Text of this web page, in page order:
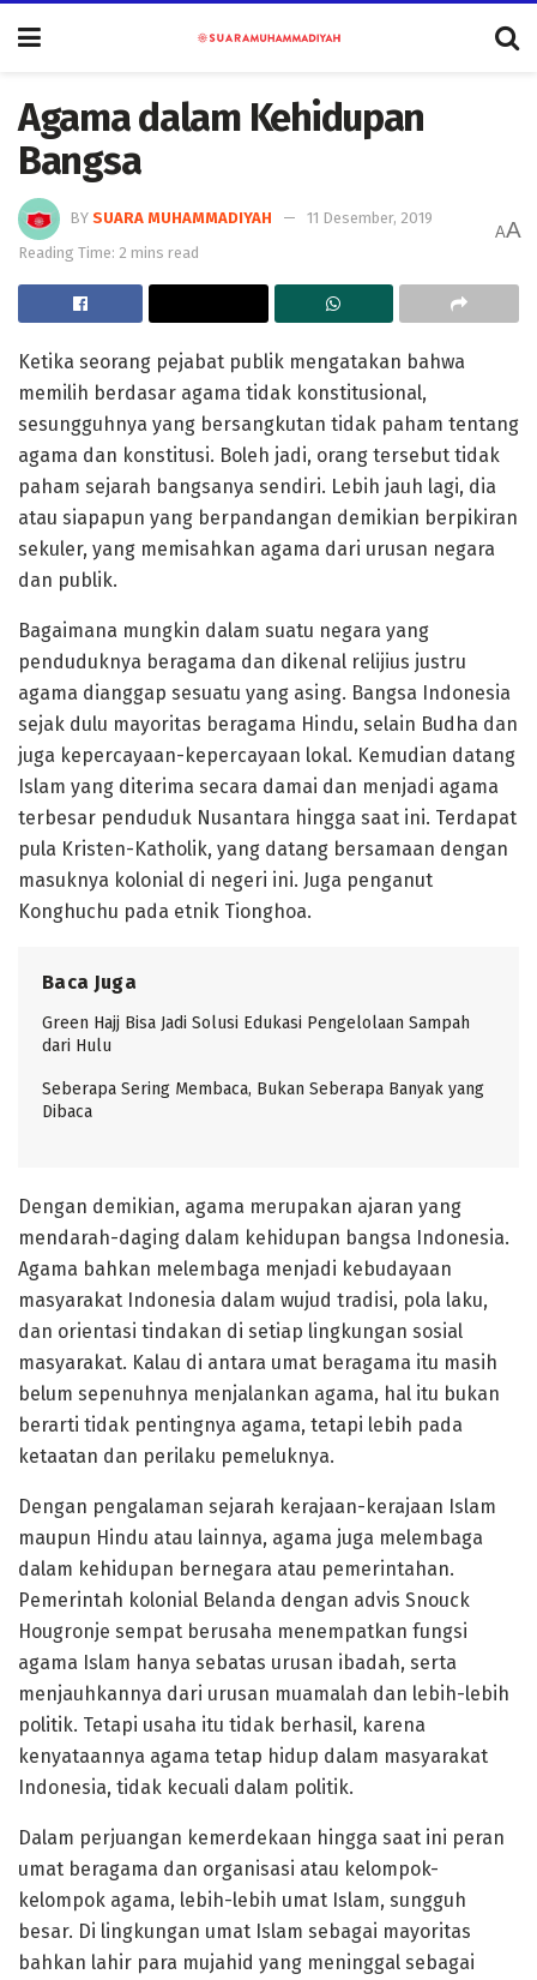
Agama dalam Kehidupan
Bangsa
BY SUARA MUHAMMADIYAH
11 Desember, 2019
Reading Time: 2 mins read
AA
Ketika seorang pejabat publik mengatakan bahwa
memilih berdasar agama tidak konstitusional,
sesungguhnya yang bersangkutan tidak paham tentang
agama dan konstitusi. Boleh jadi, orang tersebut tidak
paham sejarah bangsanya sendiri. Lebih jauh lagi, dia
atau siapapun yang berpandangan demikian berpikiran
sekuler, yang memisahkan agama dari urusan negara
dan publik.
Bagaimana mungkin dalam suatu negara yang
penduduknya beragama dan dikenal relijius justru
agama dianggap sesuatu yang asing. Bangsa Indonesia
sejak dulu mayoritas beragama Hindu, selain Budha dan
juga kepercayaan-kepercayaan lokal. Kemudian datang
Islam yang diterima secara damai dan menjadi agama
terbesar penduduk Nusantara hingga saat ini. Terdapat
pula Kristen-Katholik, yang datang bersamaan dengan
masuknya kolonial di negeri ini. Juga penganut
Konghuchu pada etnik Tionghoa.
Baca Juga
Green Hajj Bisa Jadi Solusi Edukasi Pengelolaan Sampah
dari Hulu
Seberapa Sering Membaca, Bukan Seberapa Banyak yang
Dibaca
Dengan demikian, agama merupakan ajaran yang
mendarah-daging dalam kehidupan bangsa Indonesia.
Agama bahkan melembaga menjadi kebudayaan
masyarakat Indonesia dalam wujud tradisi, pola laku,
dan orientasi tindakan di setiap lingkungan sosial
masyarakat. Kalau di antara umat beragama itu masih
belum sepenuhnya menjalankan agama, hal itu bukan
berarti tidak pentingnya agama, tetapi lebih pada
ketaatan dan perilaku pemeluknya.
Dengan pengalaman sejarah kerajaan-kerajaan Islam
maupun Hindu atau lainnya, agama juga melembaga
dalam kehidupan bernegara atau pemerintahan.
Pemerintah kolonial Belanda dengan advis Snouck
Hougronje sempat berusaha menempatkan fungsi
agama Islam hanya sebatas urusan ibadah, serta
menjauhkannya dari urusan muamalah dan lebih-lebih
politik. Tetapi usaha itu tidak berhasil, karena
kenyataannya agama tetap hidup dalam masyarakat
Indonesia, tidak kecuali dalam politik.
Dalam perjuangan kemerdekaan hingga saat ini peran
umat beragama dan organisasi atau kelompok-
kelompok agama, lebih-lebih umat Islam, sungguh
besar. Di lingkungan umat Islam sebagai mayoritas
bahkan lahir para mujahid yang meninggal sebagai